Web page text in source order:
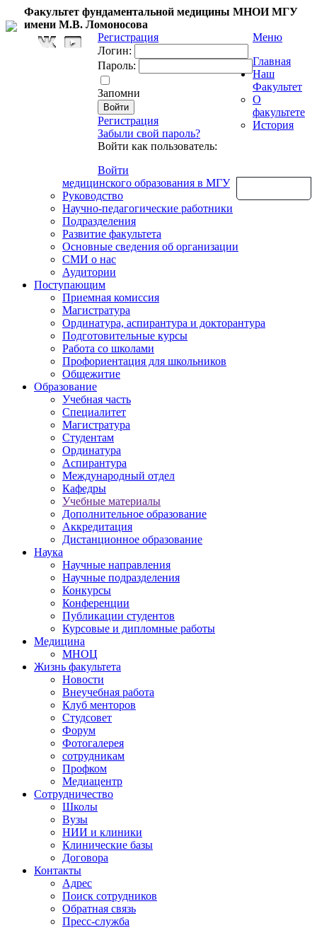
Факультет фундаментальной медицины МНОИ МГУ
имени М.В. Ломоносова
Регистрация
Логин:
Пароль:
Запомни
Регистрация
Забыли свой пароль?
Войти как пользователь:
Войти
Меню
Главная
Наш
Факультет
О
факультете
История
медицинского образования в МГУ
Руководство
Научно-педагогические работники
Подразделения
Развитие факультета
Основные сведения об организации
СМИ о нас
Аудитории
Поступающим
Приемная комиссия
Магистратура
Ординатура, аспирантура и докторантура
Подготовительные курсы
Работа со школами
Профориентация для школьников
Общежитие
Образование
Учебная часть
Специалитет
Магистратура
Студентам
Ординатура
Аспирантура
Международный отдел
Кафедры
Учебные материалы
Дополнительное образование
Аккредитация
Дистанционное образование
Наука
Научные направления
Научные подразделения
Конкурсы
Конференции
Публикации студентов
Курсовые и дипломные работы
Медицина
МНОЦ
Жизнь факультета
Новости
Внеучебная работа
Клуб менторов
Студсовет
Форум
Фотогалерея
сотрудникам
Профком
Медиацентр
Сотрудничество
Школы
Вузы
НИИ и клиники
Клинические базы
Договора
Контакты
Адрес
Поиск сотрудников
Обратная связь
Пресс-служба